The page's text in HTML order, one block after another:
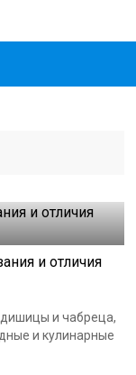
и отличия
дишицы и чабреца,
и кулинарные